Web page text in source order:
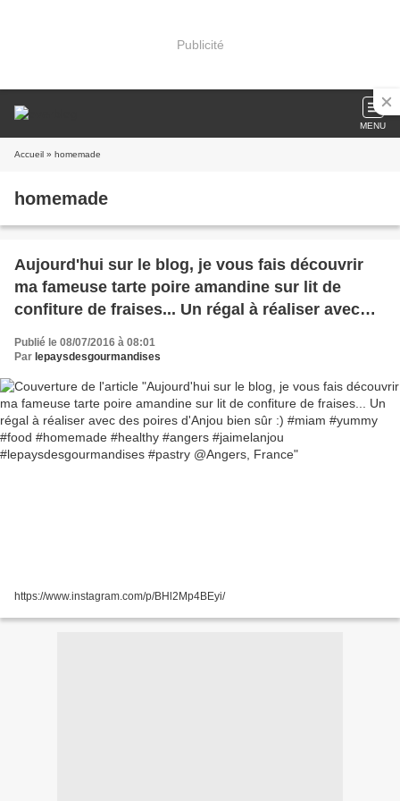
Publicité
MENU
Accueil » homemade
homemade
Aujourd'hui sur le blog, je vous fais découvrir
ma fameuse tarte poire amandine sur lit de
confiture de fraises... Un régal à réaliser avec
des poires d'Anjou bien sûr :) #miam #yummy
#food #homemade #healthy #angers
@Angers, France
Publié le 08/07/2016 à 08:01
Par lepaysdesgourmandises
https://www.instagram.com/p/BHl2Mp4BEyi/